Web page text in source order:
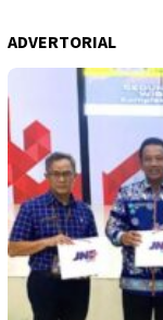
ADVERTORIAL